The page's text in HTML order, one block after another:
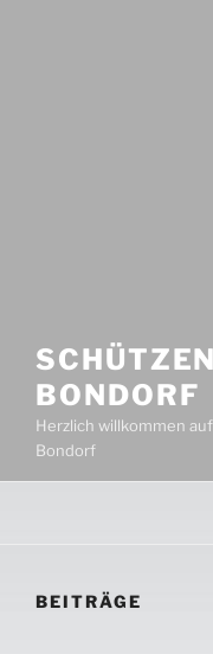
BONDORF
Herzlich willkommen
Bondorf
BEITRÄGE